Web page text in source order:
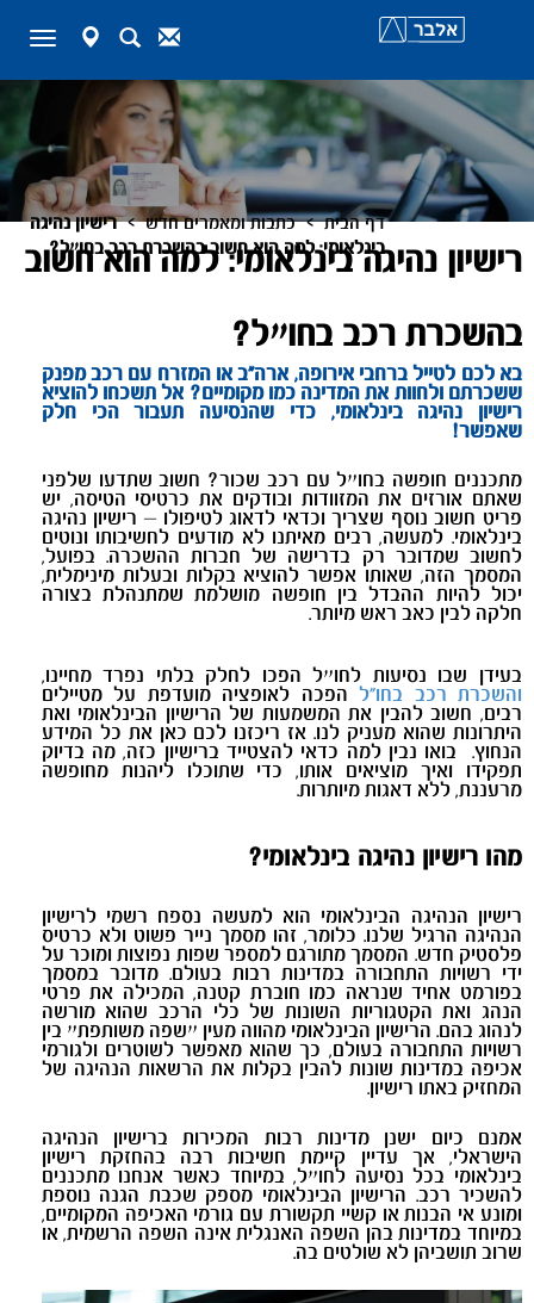
Togglemap-
marker
SearchContact
רישיון נהיגה בינלאומי: למה הוא חשוב
בהשכרת רכב בחו״ל?
דף הבית > כתבות ומאמרים חדש > רישיון נהיגה
בינלאומי: למה הוא חשוב בהשכרת רכב בחו״ל?
בא לכם לטייל ברחבי אירופה, ארה"ב או המזרח עם רכב מפנק
ששכרתם ולחוות את המדינה כמו מקומיים? אל תשכחו להוציא
רישיון נהיגה בינלאומי, כדי שהנסיעה תעבור הכי חלק
שאפשר!
מתכננים חופשה בחו״ל עם רכב שכור? חשוב שתדעו שלפני
שאתם אורזים את המזוודות ובודקים את כרטיסי הטיסה, יש
פריט חשוב נוסף שצריך וכדאי לדאוג לטיפולו – רישיון נהיגה
בינלאומי. למעשה, רבים מאיתנו לא מודעים לחשיבותו ונוטים
לחשוב שמדובר רק בדרישה של חברות ההשכרה. בפועל,
המסמך הזה, שאותו אפשר להוציא בקלות ובעלות מינימלית,
יכול להיות ההבדל בין חופשה מושלמת שמתנהלת בצורה
חלקה לבין כאב ראש מיותר.
בעידן שבו נסיעות לחו״ל הפכו לחלק בלתי נפרד מחיינו,
והשכרת רכב בחו"ל הפכה לאופציה מועדפת על מטיילים
רבים, חשוב להבין את המשמעות של הרישיון הבינלאומי ואת
היתרונות שהוא מעניק לנו. אז ריכזנו לכם כאן את כל המידע
הנחוץ. בואו נבין למה כדאי להצטייד ברישיון כזה, מה בדיוק
תפקידו ואיך מוציאים אותו, כדי שתוכלו ליהנות מחופשה
מרעננת, ללא דאגות מיותרות.
מהו רישיון נהיגה בינלאומי?
רישיון הנהיגה הבינלאומי הוא למעשה נספח רשמי לרישיון
הנהיגה הרגיל שלנו. כלומר, זהו מסמך נייר פשוט ולא כרטיס
פלסטיק חדש. המסמך מתורגם למספר שפות נפוצות ומוכר על
ידי רשויות התחבורה במדינות רבות בעולם. מדובר במסמך
בפורמט אחיד שנראה כמו חוברת קטנה, המכילה את פרטי
הנהג ואת הקטגוריות השונות של כלי הרכב שהוא מורשה
לנהוג בהם. הרישיון הבינלאומי מהווה מעין ״שפה משותפת״ בין
רשויות התחבורה בעולם, כך שהוא מאפשר לשוטרים ולגורמי
אכיפה במדינות שונות להבין בקלות את הרשאות הנהיגה של
המחזיק באתו רישיון.
אמנם כיום ישנן מדינות רבות המכירות ברישיון הנהיגה
הישראלי, אך עדיין קיימת חשיבות רבה בהחזקת רישיון
בינלאומי בכל נסיעה לחו״ל, במיוחד כאשר אנחנו מתכננים
להשכיר רכב. הרישיון הבינלאומי מספק שכבת הגנה נוספת
ומונע אי הבנות או קשיי תקשורת עם גורמי האכיפה המקומיים,
במיוחד במדינות בהן השפה האנגלית אינה השפה הרשמית, או
שרוב תושביהן לא שולטים בה.